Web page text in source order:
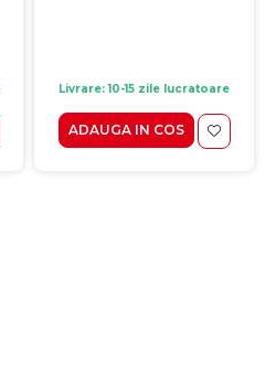
Livrare: 10-15 zile lucratoare
ADAUGA IN COS